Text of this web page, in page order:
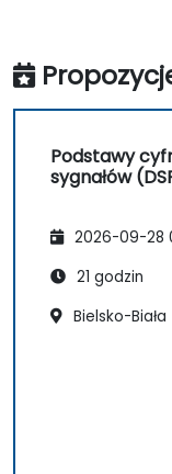
Podstawy
sygnałów
2026-09-28
21 godzin
Bielsko-Biała